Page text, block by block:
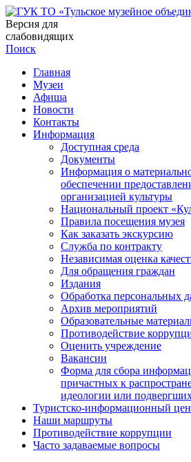
Версия для
слабовидящих
Поиск
Главная
Музеи
Афиша
Новости
Контакты
Информация
Доступная среда
Документы
Информация о
обеспечении
организацией культуры
Национальный проект
Правила посещения музея
Как заказать экскурсию
Служба по контракту
Независимая оценка
Для обращения граждан
Издания
Обработка персональных
Архив мероприятий
Образовательные
Противодействие
Оценить учреждение
Вакансии
Форма для сбора
причастных к
идеологии или
Туристско-информационный
Наши маршруты
Противодействие коррупции
Часто задаваемые вопросы